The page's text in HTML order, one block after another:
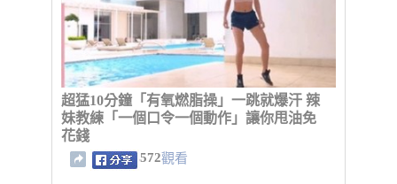
超猛10分鐘「有氧燃脂操」一跳就爆汗 辣
妹教練「一個口令一個動作」讓你甩油免
花錢
572觀看